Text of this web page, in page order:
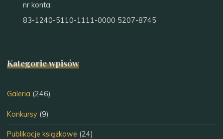
nr konta:
83-1240-5110-1111-0000 5207-8745
Kategorie wpisów
Galeria (246)
Konkursy (9)
Publikacje książkowe (24)